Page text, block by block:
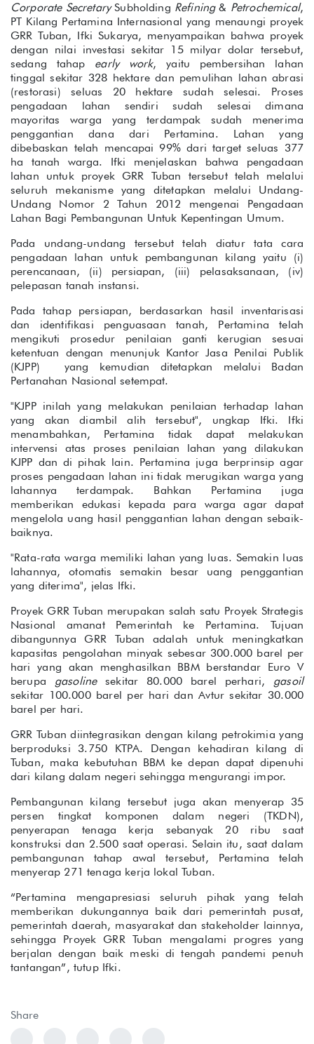
Corporate SecretarySubholding Refining& Petrochemical,
PT Kilang Pertamina Internasional yang menaungi proyek
GRR Tuban, Ifki Sukarya, menyampaikan bahwa proyek
dengan nilai investasi sekitar 15 milyar dolar tersebut,
sedang tahap early work, yaitu pembersihan lahan
tinggal sekitar 328 hektare dan pemulihan lahan abrasi
(restorasi) seluas 20 hektare sudah selesai. Proses
pengadaan lahan sendiri sudah selesai dimana
mayoritas warga yang terdampak sudah menerima
penggantian dana dari Pertamina. Lahan yang
dibebaskan telah mencapai 99% dari target seluas 377
ha tanah warga. Ifki menjelaskan bahwa pengadaan
lahan untuk proyek GRR Tuban tersebut telah melalui
seluruh mekanisme yang ditetapkan melalui Undang-
Undang Nomor 2 Tahun 2012 mengenai Pengadaan
Lahan Bagi Pembangunan Untuk Kepentingan Umum.
Pada undang-undang tersebut telah diatur tata cara
pengadaan lahan untuk pembangunan kilang yaitu (i)
perencanaan, (ii) persiapan, (iii) pelasaksanaan, (iv)
pelepasan tanah instansi.
Pada tahap persiapan, berdasarkan hasil inventarisasi
dan identifikasi penguasaan tanah, Pertamina telah
mengikuti prosedur penilaian ganti kerugian sesuai
ketentuan dengan menunjuk Kantor Jasa Penilai Publik
(KJPP) yang kemudian ditetapkan melalui Badan
Pertanahan Nasional setempat.
"KJPP inilah yang melakukan penilaian terhadap lahan
yang akan diambil alih tersebut", ungkap Ifki. Ifki
menambahkan, Pertamina tidak dapat melakukan
intervensi atas proses penilaian lahan yang dilakukan
KJPP dan di pihak lain. Pertamina juga berprinsip agar
proses pengadaan lahan ini tidak merugikan warga yang
lahannya terdampak. Bahkan Pertamina juga
memberikan edukasi kepada para warga agar dapat
mengelola uang hasil penggantian lahan dengan sebaik-
baiknya.
"Rata-rata warga memiliki lahan yang luas. Semakin luas
lahannya, otomatis semakin besar uang penggantian
yang diterima", jelas Ifki.
Proyek GRR Tuban merupakan salah satu Proyek Strategis
Nasional amanat Pemerintah ke Pertamina. Tujuan
dibangunnya GRR Tuban adalah untuk meningkatkan
kapasitas pengolahan minyak sebesar 300.000 barel per
hari yang akan menghasilkan BBM berstandar Euro V
berupa gasolinesekitar 80.000 barel perhari, gasoil
sekitar 100.000 barel per hari dan Avtur sekitar 30.000
barel per hari.
GRR Tuban diintegrasikan dengan kilang petrokimia yang
berproduksi 3.750 KTPA. Dengan kehadiran kilang di
Tuban, maka kebutuhan BBM ke depan dapat dipenuhi
dari kilang dalam negeri sehingga mengurangi impor.
Pembangunan kilang tersebut juga akan menyerap 35
persen tingkat komponen dalam negeri (TKDN),
penyerapan tenaga kerja sebanyak 20 ribu saat
konstruksi dan 2.500 saat operasi. Selain itu, saat dalam
pembangunan tahap awal tersebut, Pertamina telah
menyerap 271 tenaga kerja lokal Tuban.
“Pertamina mengapresiasi seluruh pihak yang telah
memberikan dukungannya baik dari pemerintah pusat,
pemerintah daerah, masyarakat dan stakeholder lainnya,
sehingga Proyek GRR Tuban mengalami progres yang
berjalan dengan baik meski di tengah pandemi penuh
tantangan”, tutup Ifki.
Share